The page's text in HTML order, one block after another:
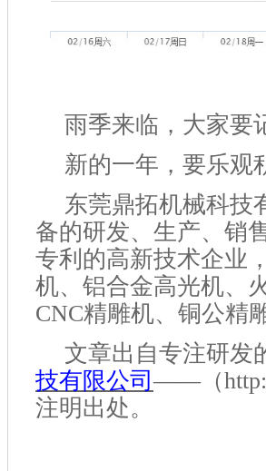
雨季来临 ， 大家要
新的一年，要乐观
东莞鼎拓机械科技
备的研发、生产、销
专利的高新技术企业
机、铝合金高光机、
CNC精雕机、铜公精
文章出自专注研发
技有限公司——（
注明出处。